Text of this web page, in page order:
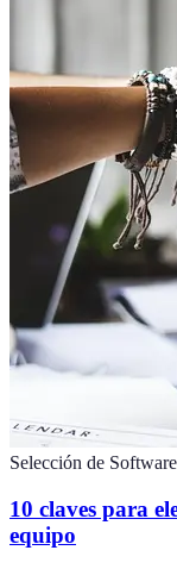
Selección de Software
10 claves para
equipo